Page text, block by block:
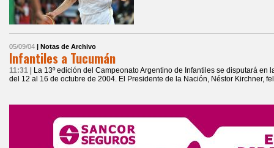
05/09/04 | Notas de Archivo
Infantiles a Tucumán
11:31
| La 13º edición del Campeonato Argentino de Infantiles se disputará
del 12 al 16 de octubre de 2004. El Presidente de la Nación, Néstor Kirchner,